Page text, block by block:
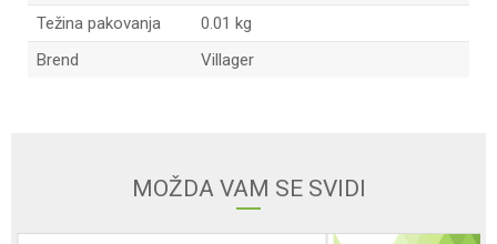
Težina pakovanja
0.01 kg
Brend
Villager
MOŽDA VAM SE SVIDI